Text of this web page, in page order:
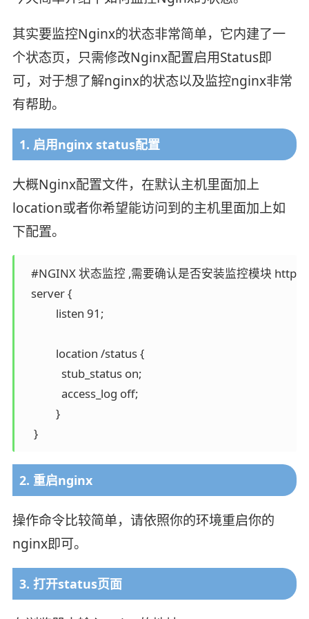
其实要监控Nginx的状态非常简单，它内建了一
个状态页，只需修改Nginx配置启用Status即
可，对于想了解nginx的状态以及监控nginx非常
有帮助。
1. 启用nginx status配置
大概Nginx配置文件，在默认主机里面加上
location或者你希望能访问到的主机里面加上如
下配置。
#NGINX 状态监控 ,需要确认是否安装监控模块
   server {
2. 重启nginx
操作命令比较简单，请依照你的环境重启你的
nginx即可。
3. 打开status页面